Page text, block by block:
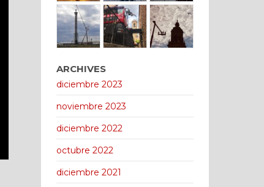
ARCHIVES
diciembre 2023
noviembre 2023
diciembre 2022
octubre 2022
diciembre 2021